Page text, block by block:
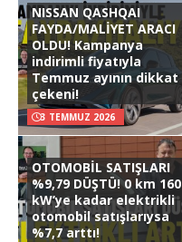
NISSAN QASHQAI
FAYDA/MALİYET ARACI
OLDU! Kampanya
indirimli fiyatıyla
Temmuz ayının dikkat
çekeni!
3 TEMMUZ 2026
OTOMOBİL SATIŞLARI
%9,79 DÜŞTÜ! 0 km 160
kW’ye kadar elektrikli
otomobil satışlarıysa
%7,7 arttı!